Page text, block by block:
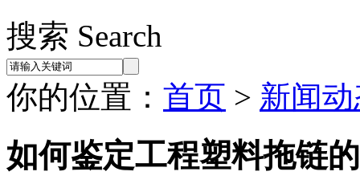
搜索 Search
你的位置： 首页 > 新闻
如何鉴定工程塑料拖链